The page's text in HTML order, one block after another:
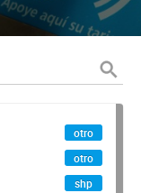
otro
otro
shp